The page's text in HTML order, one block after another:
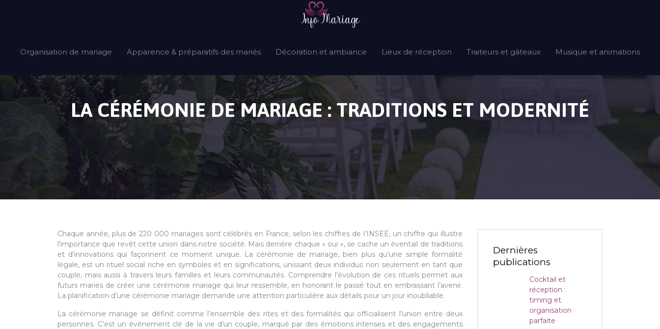
Organisation de mariage Apparence & préparatifs des mariés Décoration et ambiance Lieux de réception Traiteurs et gâteaux Musique et animations
LA CÉRÉMONIE DE MARIAGE : TRADITIONS ET MODERNITÉ
Chaque année, plus de 220 000 mariages sont célébrés en France, selon les chiffres de l’INSEE, un chiffre qui illustre
l’importance que revêt cette union dans notre société. Mais derrière chaque « oui », se cache un éventail de traditions
et d’innovations qui façonnent ce moment unique. La cérémonie de mariage, bien plus qu’une simple formalité
légale, est un rituel social riche en symboles et en significations, unissant deux individus non seulement en tant que
couple, mais aussi à travers leurs familles et leurs communautés. Comprendre l’évolution de ces rituels permet aux
futurs mariés de créer une cérémonie mariage qui leur ressemble, en honorant le passé tout en embrassant l’avenir.
La planification d’une cérémonie mariage demande une attention particulière aux détails pour un jour inoubliable.
La cérémonie mariage se définit comme l’ensemble des rites et des formalités qui officialisent l’union entre deux
personnes. C’est un événement clé de la vie d’un couple, marqué par des émotions intenses et des engagements
Dernières
publications
Cocktail et
réception :
timing et
organisation
parfaite